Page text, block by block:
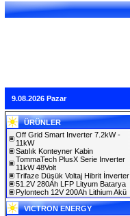
9.08.2026 Pazar
ÜRÜNLER
Off Grid Smart Inverter 7.2kW -
11kW
Satılık Konteyner Kabin
TommaTech PlusX Serie Inverter
11kW 48Volt
Trifaze Düşük Voltaj Hibrit İnverter
51.2V 280Ah LFP Lityum Batarya
Pylontech 12V 200Ah Lithium Akü
VICTRON ENERGY